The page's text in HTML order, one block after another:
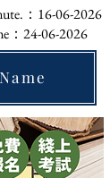
：16-06-2026
：24-06-2026